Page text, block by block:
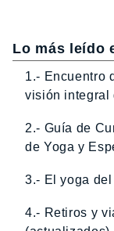
Lo más leído
1.- Encuentro
visión integral
2.- Guía de
de Yoga y
3.- El yoga del
4.- Retiros y